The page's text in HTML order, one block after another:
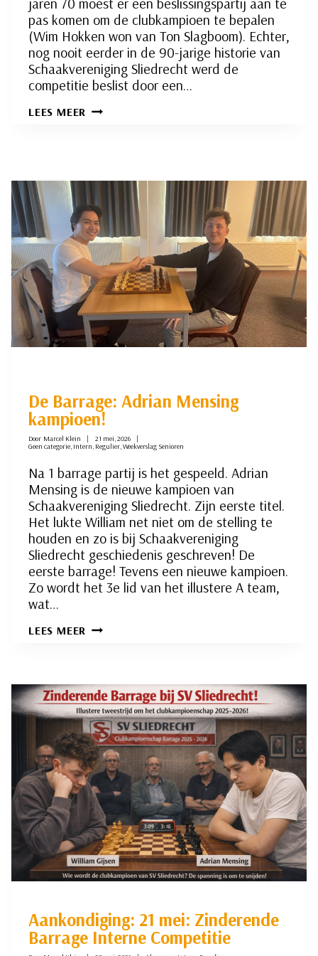
pas komen om de clubkampioen te bepalen
(Wim Hokken won van Ton Slagboom). Echter,
nog nooit eerder in de 90-jarige historie van
Schaakvereniging Sliedrecht werd de
competitie beslist door een…
LEES MEER ADRIAN
SCHAAKVERENIGING
SLIEDRECHT
De Barrage: Adrian Mensing
kampioen!
Door Marcel Klein
21 mei, 2026
Geen categorie, Intern, Regulier,Weekverslag Senioren
Na 1 barrage partij is het gespeeld. Adrian
Mensing is de nieuwe kampioen van
Schaakvereniging Sliedrecht. Zijn eerste titel.
Het lukte William net niet om de stelling te
houden en zo is bij Schaakvereniging
Sliedrecht geschiedenis geschreven! De
eerste barrage! Tevens een nieuwe kampioen.
Zo wordt het 3e lid van het illustere A team,
wat…
LEES MEER DE
Aankondiging: 21 mei: Zinderende
Barrage Interne Competitie